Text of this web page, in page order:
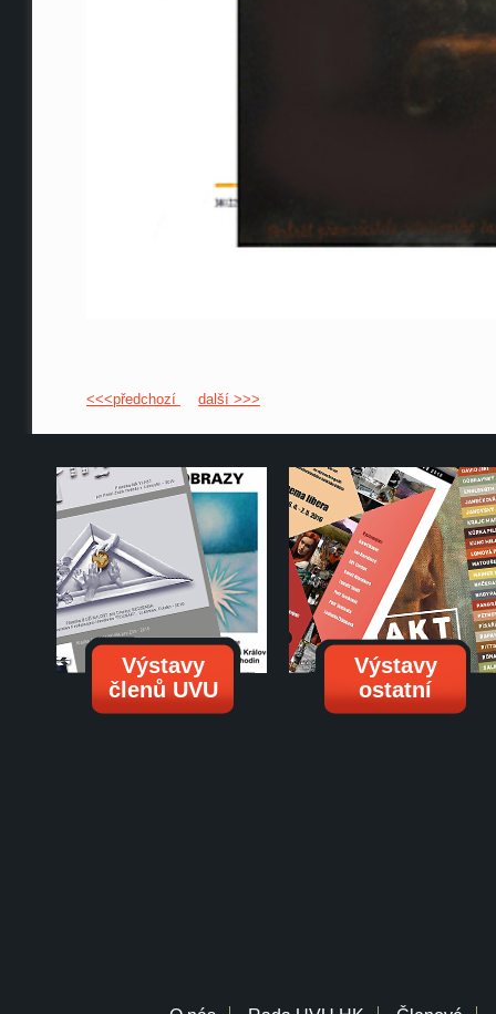
<<<předchozí další >>>
Výstavy
členů UVU
Výstavy
ostatní